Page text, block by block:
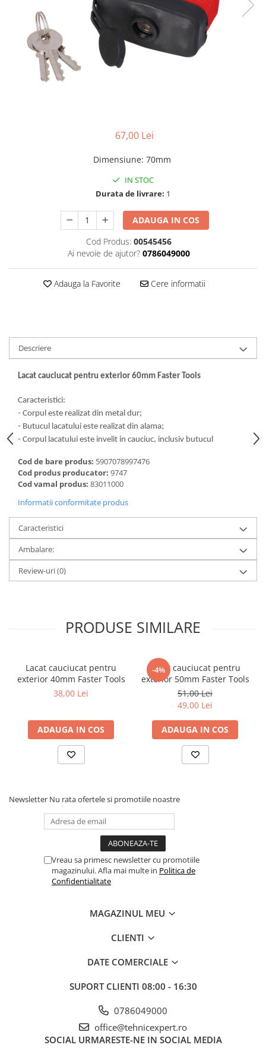
Galeti de lucru si accesorii
Imbusi si seturi de imbusi
Patenti, clesti si sfici
Pile de mana
Razuri si razuitoare de mana
Surubelnite si seturi de
Tubulare 1/2 si accesorii
67,00 Lei
Dimensiune: 70mm
IN STOC
Durata de livrare: 1
ADAUGA IN COS
Cod Produs: 00545456
Ai nevoie de ajutor? 0786049000
Adauga la Favorite Cere informatii
Descriere
Lacat cauciucat pentru exterior 60mm Faster Tools
Caracteristici:
- Corpul este realizat din metal dur;
- Butucul lacatului este realizat din alama;
- Corpul lacatului este invelit in cauciuc, inclusiv butucul
Cod de bare produs: 5907078997476
Cod produs producator: 9747
Cod vamal produs: 83011000
Informatii conformitate produs
Caracteristici
Ambalare:
Review-uri(0)
PRODUSE SIMILARE
Lacat cauciucat pentru
exterior 40mm Faster Tools
38,00 Lei
ADAUGA IN COS
-4%
Lacat cauciucat pentru
exterior 50mm Faster Tools
51,00 Lei
49,00 Lei
ADAUGA IN COS
Newsletter Nu rata ofertele si promotiile noastre
Vreau sa primesc newsletter cu promotiile
magazinului. Afla mai multe in Politica de
Confidentialitate
MAGAZINUL MEU
CLIENTI
DATE COMERCIALE
SUPORT CLIENTI 08:00 - 16:30
0786049000
office@tehnicexpert.ro
SOCIAL URMARESTE-NE IN SOCIAL MEDIA